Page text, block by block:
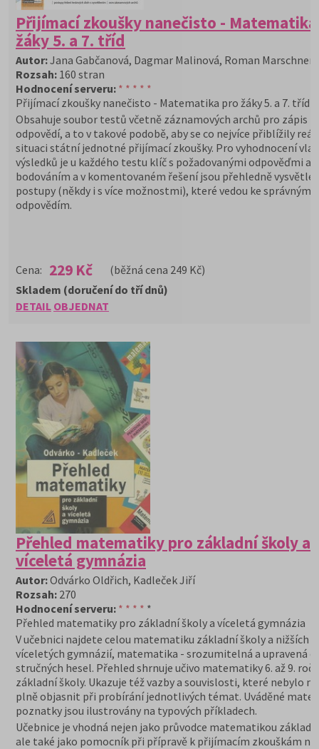
Přijímací zkoušky nanečisto -
žáky 5. a 7. tříd
Autor:Jana Gabčanová, Dagmar Malinová, Roman Marschner
Rozsah: 160 stran
Hodnocení serveru: * * * * *
Přijímací zkoušky nanečisto - Matematika pro žáky 5. a 7. tříd
Obsahuje soubor testů včetně záznamových archů pro zápis
odpovědí, a to v takové podobě, aby se co nejvíce přiblížily
situaci státní jednotné přijímací zkoušky. Pro vyhodnocení
výsledků je u každého testu klíč s požadovanými odpověďmi a
bodováním a v komentovaném řešení jsou přehledně
postupy (někdy i s více možnostmi), které vedou ke správným
odpovědím.
Cena: 229 Kč (běžná cena 249 Kč)
DETAIL OBJEDNAT
Skladem (doručení do tří dnů)
Přehled matematiky pro základní školy a
víceletá gymnázia
Autor:Odvárko Oldřich, Kadleček Jiří
Rozsah: 270
Hodnocení serveru: * * * * *
Přehled matematiky pro základní školy a víceletá gymnázia
V učebnici najdete celou matematiku základní školy a nižších
víceletých gymnázií, matematika - srozumitelná a upravená
stručných hesel. Přehled shrnuje učivo matematiky 6. až 9.
základní školy. Ukazuje též vazby a souvislosti, které nebylo
plně objasnit při probírání jednotlivých témat. Uváděné
poznatky jsou ilustrovány na typových příkladech.
Učebnice je vhodná nejen jako průvodce matematikou
ale také jako pomocník při přípravě k přijímacím zkouškám